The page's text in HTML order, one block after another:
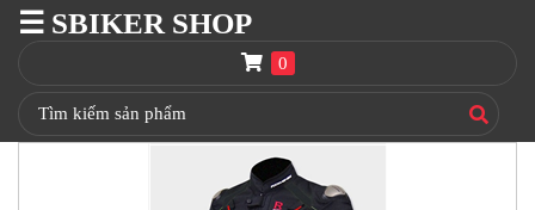
☰ SBIKER SHOP
0
SBIKER
TRANG
CHỦ